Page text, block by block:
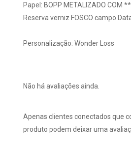
Papel: BOPP METALIZADO COM
Reserva verniz FOSCO campo
Personalização: Wonder Loss
Não há avaliações ainda.
Apenas clientes conectados que
produto podem deixar uma